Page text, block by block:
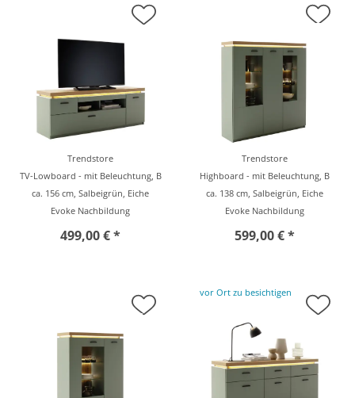
Trendstore
TV-Lowboard - mit Beleuchtung, B
ca. 156 cm, Salbeigrün, Eiche
Evoke Nachbildung
499,00 € *
Trendstore
Highboard - mit Beleuchtung, B
ca. 138 cm, Salbeigrün, Eiche
Evoke Nachbildung
599,00 € *
vor Ort zu besichtigen